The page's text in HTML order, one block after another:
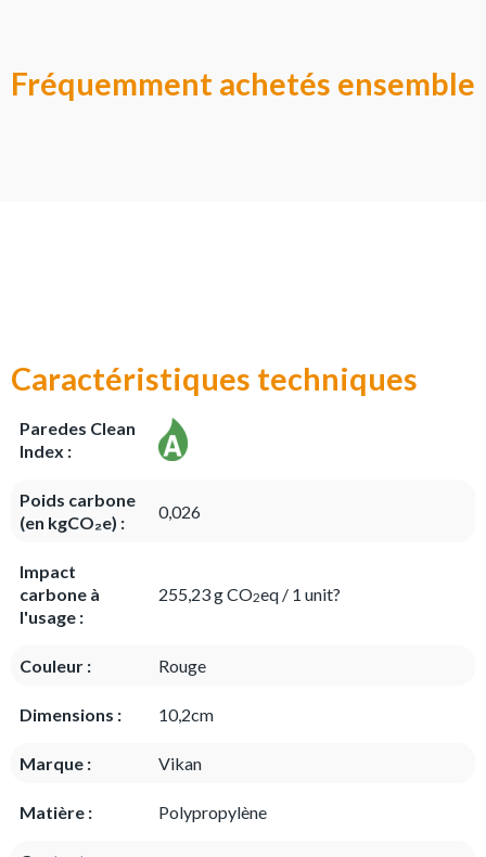
Fréquemment achetés ensemble
Caractéristiques techniques
Paredes Clean
Index :
Poids carbone
(en kgCO₂e) :
0,026
Impact
carbone à
l'usage :
255,23 g CO2eq / 1 unit?
Couleur : Rouge
Dimensions : 10,2cm
Marque : Vikan
Matière : Polypropylène